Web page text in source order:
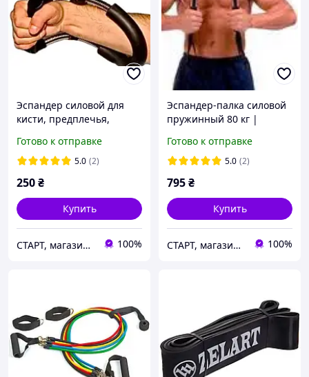
Эспандер силовой для
кисти, предплечья,
резина
Готово к отправке
5.0 (2)
250₴
Купить
СТАРТ, магазин спортивных товаров 100%
Эспандер-палка силовой
пружинный 80 кг |
| металлический прут 68
см
Готово к отправке
5.0 (2)
795₴
Купить
СТАРТ, магазин спортивных товаров 100%